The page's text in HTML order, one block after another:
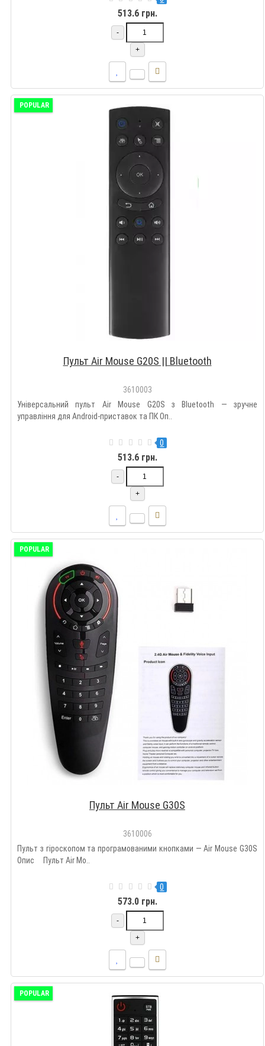
513.6 грн.
-
+
POPULAR
Пульт Air Mouse G20S || Bluetooth
3610003
Універсальний пульт Air Mouse G20S з Bluetooth — зручне
управління для Android-приставок та ПК Оп..
0
513.6 грн.
-
+
POPULAR
Пульт Air Mouse G30S
3610006
Пульт з гіроскопом та програмованими кнопками — Air Mouse G30S
Опис Пульт Air Mo..
0
573.0 грн.
-
+
POPULAR